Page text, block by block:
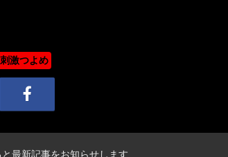
刺激つよめ
最新記事をお知らせします